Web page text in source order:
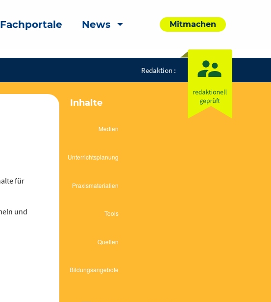
Fachportale News Mitmachen
Redaktion :
für
und
Inhalte